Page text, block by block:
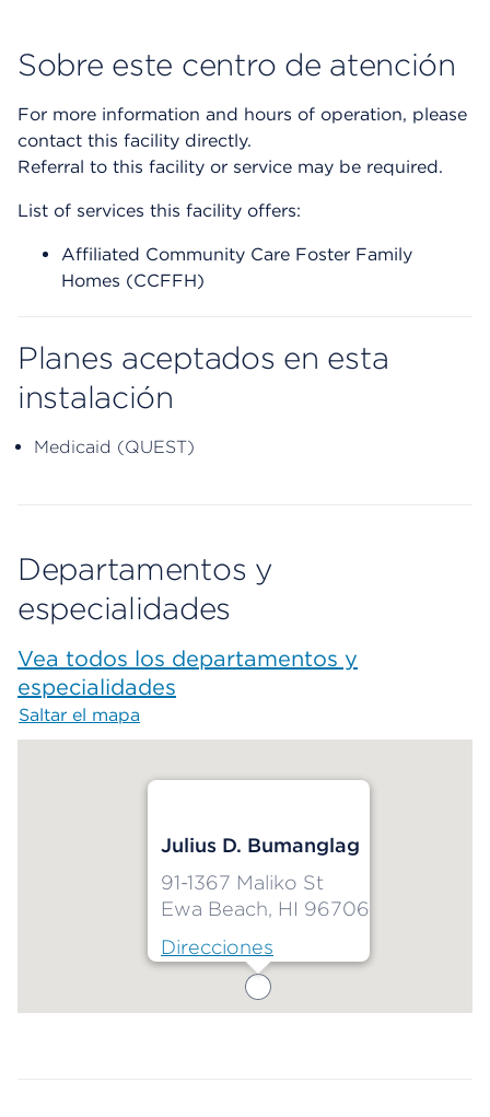
Sobre este centro de atención
For more information and hours of operation, please
contact this facility directly.
Referral to this facility or service may be required.
List of services this facility offers:
Affiliated Community Care Foster Family
Homes (CCFFH)
Planes aceptados en esta
instalación
Medicaid (QUEST)
Departamentos y
especialidades
Vea todos los departamentos y
especialidades
Saltar el mapa
Julius D. Bumanglag
91-1367 Maliko St
Ewa Beach, HI 96706
Direcciones